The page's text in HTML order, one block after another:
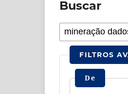
Buscar
FILTROS
De